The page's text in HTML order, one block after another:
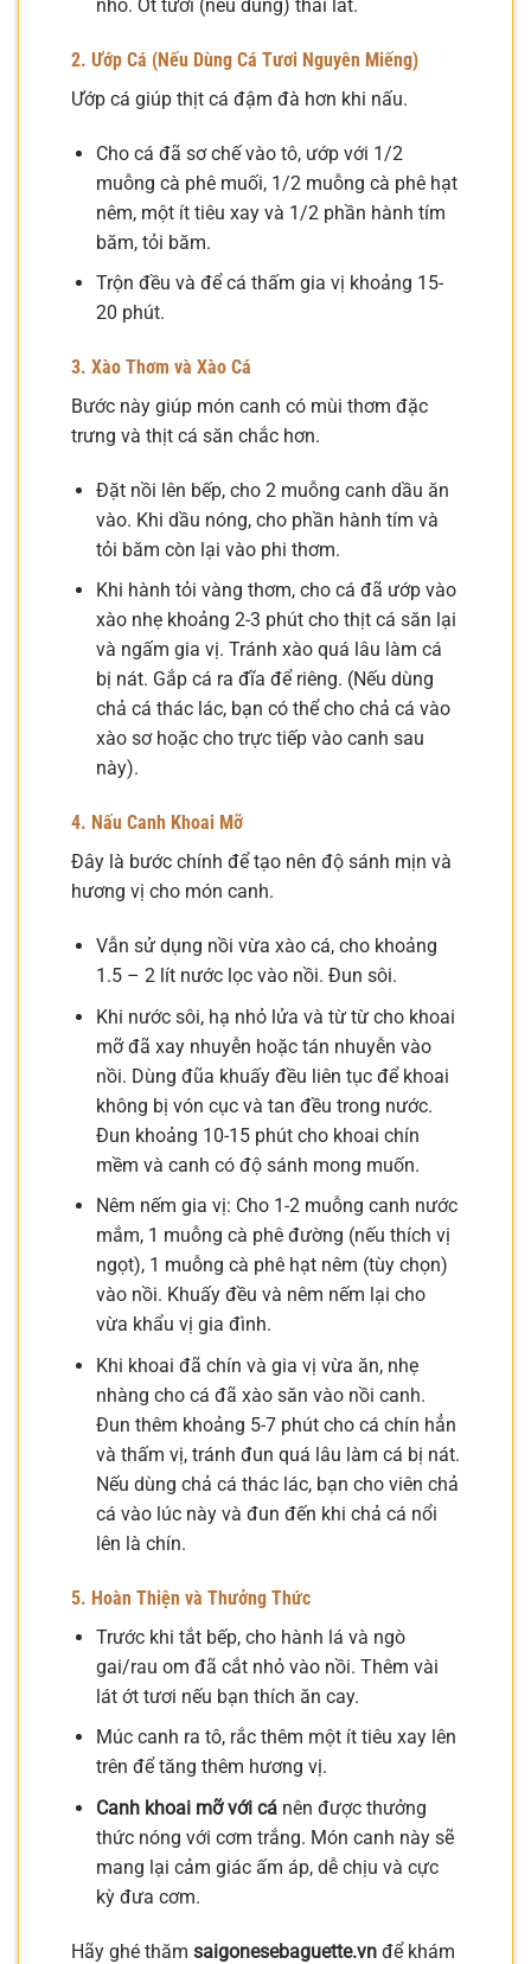
nhỏ. Ớt tươi (nếu dùng) thái lát.
2. Ướp Cá (Nếu Dùng Cá Tươi Nguyên Miếng)
Ướp cá giúp thịt cá đậm đà hơn khi nấu.
Cho cá đã sơ chế vào tô, ướp với 1/2
muỗng cà phê muối, 1/2 muỗng cà phê hạt
nêm, một ít tiêu xay và 1/2 phần hành tím
băm, tỏi băm.
Trộn đều và để cá thấm gia vị khoảng 15-
20 phút.
3. Xào Thơm và Xào Cá
Bước này giúp món canh có mùi thơm đặc
trưng và thịt cá săn chắc hơn.
Đặt nồi lên bếp, cho 2 muỗng canh dầu ăn
vào. Khi dầu nóng, cho phần hành tím và
tỏi băm còn lại vào phi thơm.
Khi hành tỏi vàng thơm, cho cá đã ướp vào
xào nhẹ khoảng 2-3 phút cho thịt cá săn lại
và ngấm gia vị. Tránh xào quá lâu làm cá
bị nát. Gắp cá ra đĩa để riêng. (Nếu dùng
chả cá thác lác, bạn có thể cho chả cá vào
xào sơ hoặc cho trực tiếp vào canh sau
này).
4. Nấu Canh Khoai Mỡ
Đây là bước chính để tạo nên độ sánh mịn và
hương vị cho món canh.
Vẫn sử dụng nồi vừa xào cá, cho khoảng
1.5 – 2 lít nước lọc vào nồi. Đun sôi.
Khi nước sôi, hạ nhỏ lửa và từ từ cho khoai
mỡ đã xay nhuyễn hoặc tán nhuyễn vào
nồi. Dùng đũa khuấy đều liên tục để khoai
không bị vón cục và tan đều trong nước.
Đun khoảng 10-15 phút cho khoai chín
mềm và canh có độ sánh mong muốn.
Nêm nếm gia vị: Cho 1-2 muỗng canh nước
mắm, 1 muỗng cà phê đường (nếu thích vị
ngọt), 1 muỗng cà phê hạt nêm (tùy chọn)
vào nồi. Khuấy đều và nêm nếm lại cho
vừa khẩu vị gia đình.
Khi khoai đã chín và gia vị vừa ăn, nhẹ
nhàng cho cá đã xào săn vào nồi canh.
Đun thêm khoảng 5-7 phút cho cá chín hẳn
và thấm vị, tránh đun quá lâu làm cá bị nát.
Nếu dùng chả cá thác lác, bạn cho viên chả
cá vào lúc này và đun đến khi chả cá nổi
lên là chín.
5. Hoàn Thiện và Thưởng Thức
Trước khi tắt bếp, cho hành lá và ngò
gai/rau om đã cắt nhỏ vào nồi. Thêm vài
lát ớt tươi nếu bạn thích ăn cay.
Múc canh ra tô, rắc thêm một ít tiêu xay lên
trên để tăng thêm hương vị.
Canh khoai mỡ với cánên được thưởng
thức nóng với cơm trắng. Món canh này sẽ
mang lại cảm giác ấm áp, dễ chịu và cực
kỳ đưa cơm.
Hãy ghé thăm saigonesebaguette.vn để khám